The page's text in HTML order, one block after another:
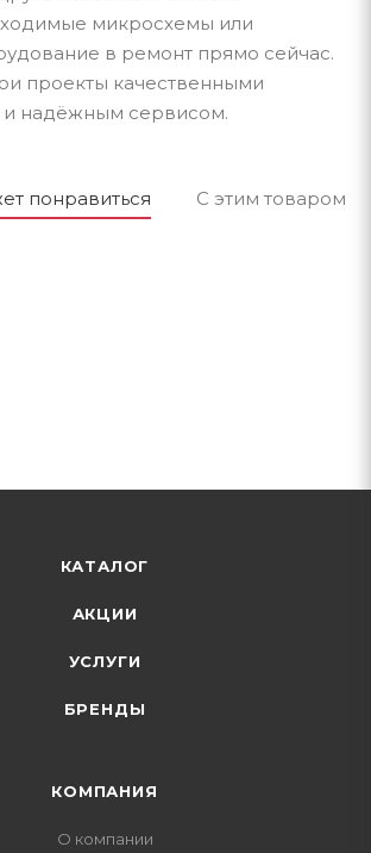
микросхемы или
в ремонт прямо сейчас.
проекты качественными
и надёжным сервисом.
понравиться С этим товаром
КАТАЛОГ
АКЦИИ
УСЛУГИ
БРЕНДЫ
КОМПАНИЯ
О компании